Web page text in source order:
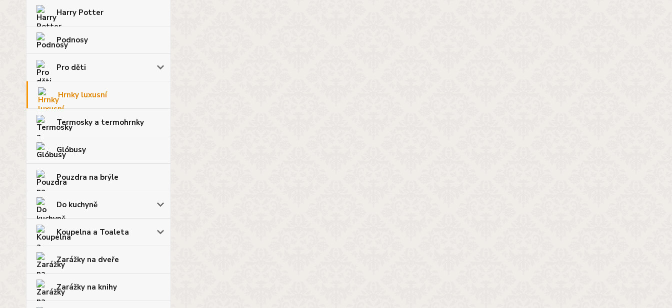
Harry Potter
Podnosy
Pro děti
Hrnky luxusní
Termosky a termohrnky
Glóbusy
Pouzdra na brýle
Do kuchyně
Koupelna a Toaleta
Zarážky na dveře
Zarážky na knihy